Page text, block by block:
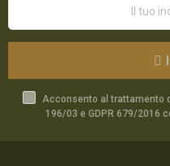
Acconsento al trattamento
196/03 e GDPR 679/2016